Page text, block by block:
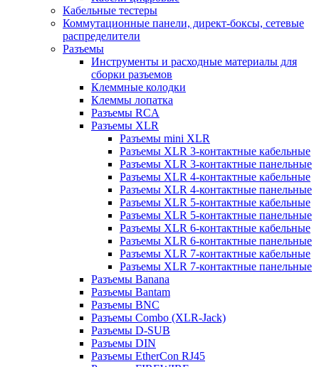
Кабельные тестеры
Коммутационные панели, директ-боксы, сетевые
распределители
Разъемы
Инструменты и расходные материалы для
сборки разъемов
Клеммные колодки
Клеммы лопатка
Разъемы RCA
Разъемы XLR
Разъемы mini XLR
Разъемы XLR 3-контактные кабельные
Разъемы XLR 3-контактные панельные
Разъемы XLR 4-контактные кабельные
Разъемы XLR 4-контактные панельные
Разъемы XLR 5-контактные кабельные
Разъемы XLR 5-контактные панельные
Разъемы XLR 6-контактные кабельные
Разъемы XLR 6-контактные панельные
Разъемы XLR 7-контактные кабельные
Разъемы XLR 7-контактные панельные
Разъемы Banana
Разъемы Bantam
Разъемы BNC
Разъемы Combo (XLR-Jack)
Разъемы D-SUB
Разъемы DIN
Разъемы EtherCon RJ45